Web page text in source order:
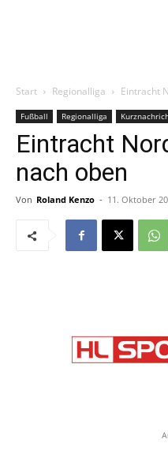
Start Regionalliga Eintracht
Fußball Regionalliga
Eintracht
nach oben
Von Roland Kenzo - 11. Oktober